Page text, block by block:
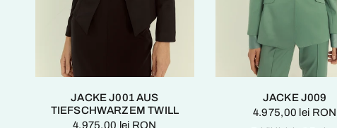
JACKE J001 AUS
TIEFSCHWARZEM TWILL
4.975,00 lei RON
JACKE J009
4.975,00 lei RON